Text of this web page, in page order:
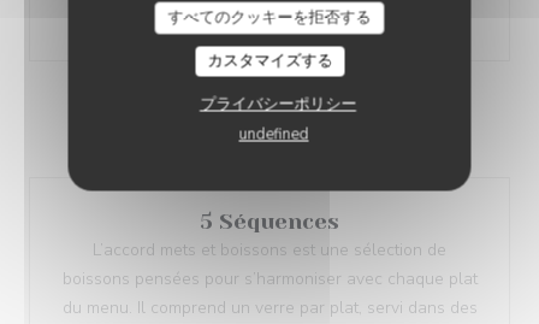
すべてのクッキーを拒否する
カスタマイズする
プライバシーポリシー
undefined
74,00 EUR
Accords Mets & Boissons
Jeudi, vendredi, samedi soir uniquement
5 Séquences
L’accord mets et boissons est une sélection de
boissons pensées pour s’harmoniser avec chaque plat
du menu. Il comprend un verre par plat, servi dans des